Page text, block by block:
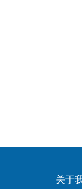
关于